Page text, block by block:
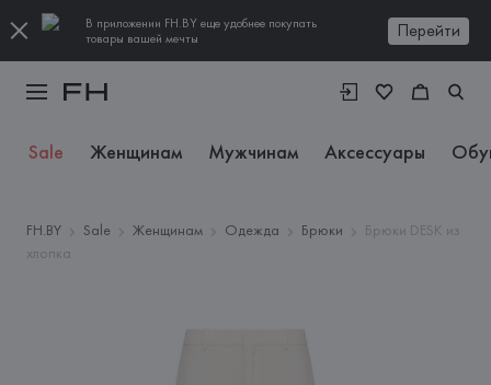
В приложении FH.BY еще удобнее покупать
товары вашей мечты
Перейти
Sale Женщинам Мужчинам Аксессуары
FH.BY Sale Женщинам Одежда Брюки
Брюки DESK из
хлопка